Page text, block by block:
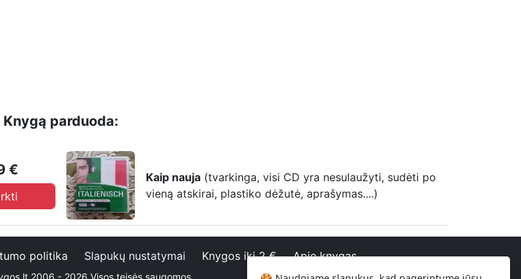
Knygą parduoda:
€ Kaip nauja (tvarkinga, visi CD yra nesulaužyti, sudėti po
vieną atskirai, plastiko dėžutė, aprašymas....)
politika Slapukų nustatymai Knygos iki 2 € Apie knygas